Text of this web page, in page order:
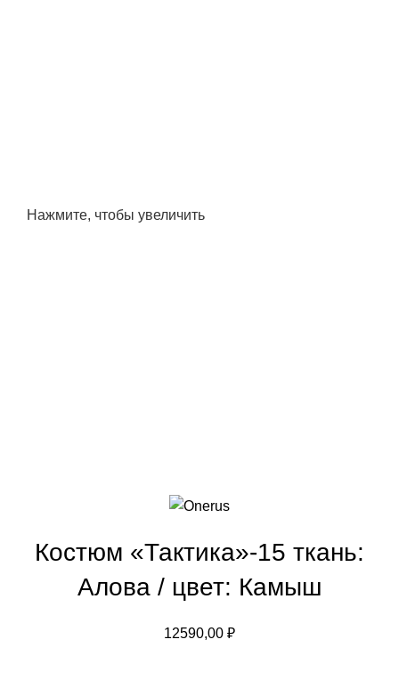
Нажмите, чтобы увеличить
Костюм «Тактика»-15 ткань:
Алова / цвет: Камыш
12590,00 ₽